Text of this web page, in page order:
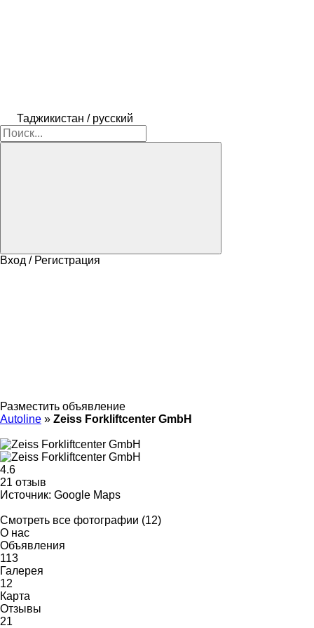
Таджикистан / русский
Вход / Регистрация
Разместить объявление
Autoline » Zeiss Forkliftcenter GmbH
4.6
21 отзыв
Источник: Google Maps
Смотреть все фотографии (12)
О нас
Объявления
113
Галерея
12
Карта
Отзывы
21